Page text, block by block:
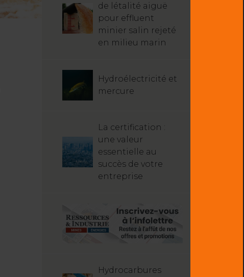
de létalité aiguë
pour effluent
minier salin rejeté
en milieu marin
Hydroélectricité et
mercure
La certification :
une valeur
essentielle au
succès de votre
entreprise
Hydrocarbures